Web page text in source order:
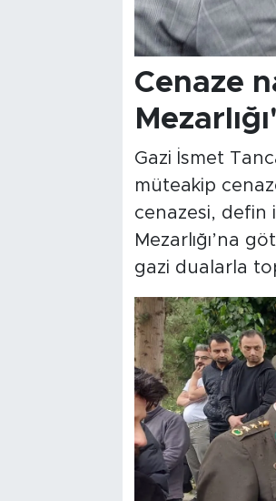
Cenaze
Gazi İsmet
müteakip
cenazesi, defin
Mezarlığı’na
gazi dualarla